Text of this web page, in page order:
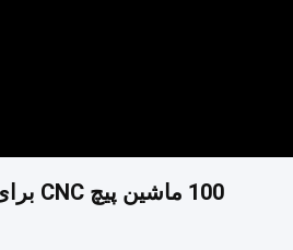
100 ماشین پیچ CNC برای ترانسفورماتور ولتاژ بر روی عایق های الکتریکی